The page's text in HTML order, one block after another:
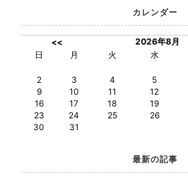
カレンダー
<<
2026年8月
日
月 火 水
2
3 4 5
9
10 11 12
16
17 18 19
23
24 25 26
30
31
最新の記事